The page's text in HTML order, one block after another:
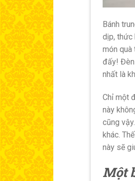
Bánh
dịp, thức
món quà
đấy! Đèn
nhất là
Chỉ một
này
cũng
khác.
này sẽ
Một